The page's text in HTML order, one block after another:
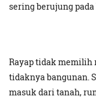
sering berujung pada
Rayap tidak memilih
tidaknya bangunan.
masuk dari tanah,